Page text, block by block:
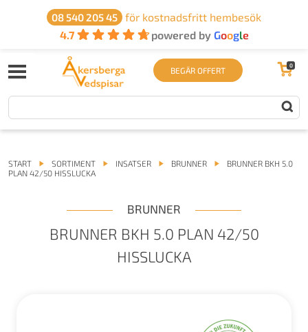
08 540 205 45
för kostnadsfritt hembesök
4.7
powered by Google
BEGÄR OFFERT 0
START SORTIMENT INSATSER BRUNNER
BRUNNER BKH 5.0
PLAN 42/50 HISSLUCKA
BRUNNER
BRUNNER BKH 5.0 PLAN 42/50
HISSLUCKA